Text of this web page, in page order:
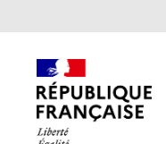
principal,